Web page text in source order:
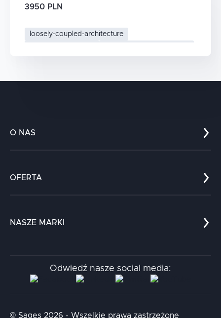
3950 PLN
loosely-coupled-architecture
O NAS
Kariera
Kontakt
OFERTA
Chatboty
NASZE MARKI
Aidapta
AI & NLP Day
Odwiedź nasze social media:
© Sages 2026 - Wszelkie prawa zastrzeżone